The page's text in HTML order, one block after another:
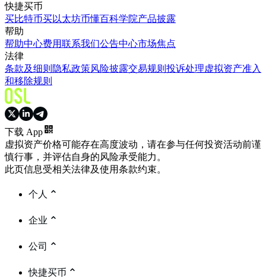
快捷买币
买比特币买以太坊币懂百科学院产品披露
帮助
帮助中心费用联系我们公告中心市场焦点
法律
条款及细则 隐私政策风险披露交易规则 投诉处理虚拟资产准入
和移除规则
下载 App
虚拟资产价格可能存在高度波动，请在参与任何投资活动前谨
慎行事，并评估自身的风险承受能力。
此页信息受相关法律及使用条款约束。
个人
企业
公司
快捷买币